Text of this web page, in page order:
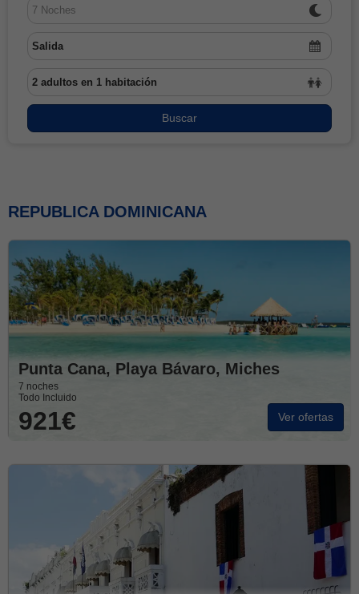
PANEL DE CLIENTES
Buscar
REPUBLICA DOMINICANA
Punta Cana, Playa Bávaro, Miches
7 noches
Todo Incluido
921€ Ver ofertas